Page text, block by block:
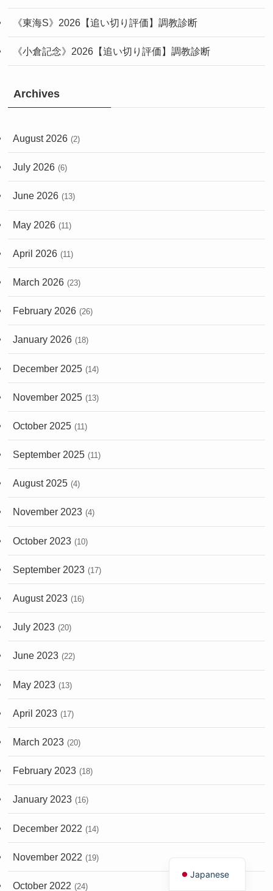
《東海S》2026【追い切り評価】調教診断
《小倉記念》2026【追い切り評価】調教診断
Archives
August 2026 (2)
July 2026 (6)
June 2026 (13)
May 2026 (11)
April 2026 (11)
March 2026 (23)
February 2026 (26)
January 2026 (18)
December 2025 (14)
November 2025 (13)
October 2025 (11)
September 2025 (11)
August 2025 (4)
November 2023 (4)
October 2023 (10)
September 2023 (17)
August 2023 (16)
July 2023 (20)
June 2023 (22)
May 2023 (13)
April 2023 (17)
March 2023 (20)
February 2023 (18)
January 2023 (16)
December 2022 (14)
November 2022 (19)
October 2022 (24)
Japanese